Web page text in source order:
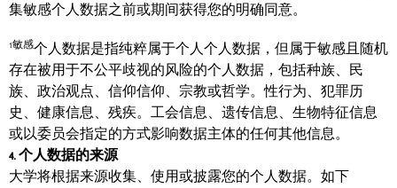
集敏感个人数据之前或期间获得您的明确同意。
1敏感个人数据是指纯粹属于个人个人数据，但属于敏感且随机
存在被用于不公平歧视的风险的个人数据，包括种族、民
族、政治观点、信仰信仰、宗教或哲学。性行为、犯罪历
史、健康信息、残疾。工会信息、遗传信息、生物特征信息
或以委员会指定的方式影响数据主体的任何其他信息。
4. 个人数据的来源
大学将根据来源收集、使用或披露您的个人数据。如下